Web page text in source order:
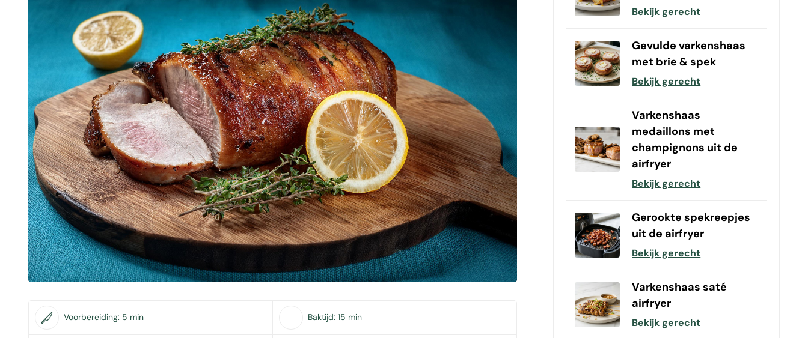
Voorbereiding: 5 min Baktijd: 15 min
Bekijk gerecht
Gevulde varkenshaas
met brie & spek
Bekijk gerecht
Varkenshaas
medaillons met
champignons uit de
airfryer
Bekijk gerecht
Gerookte spekreepjes
uit de airfryer
Bekijk gerecht
Varkenshaas saté
airfryer
Bekijk gerecht